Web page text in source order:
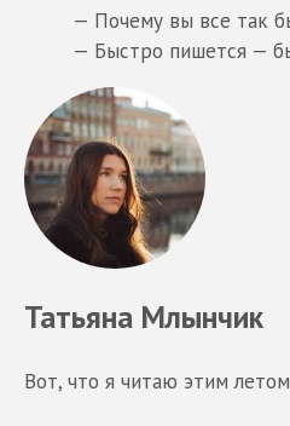
— Почему вы все так
— Быстро пишется —
Татьяна Млынчик
Вот, что я читаю этим